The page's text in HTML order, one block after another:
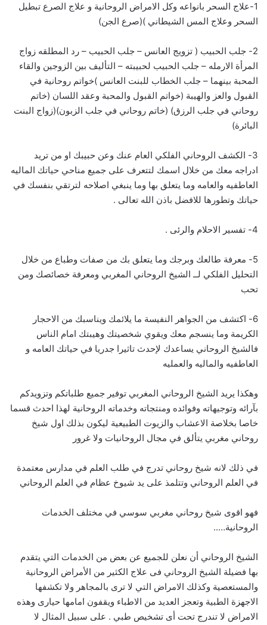
1-علاج السحر بانواعه وكل الامراض الروحانية و علاج الصرع تبطيل
السحر وعلاج المس الشيطاني )(صرع الجن)
2- جلب الحبيب ( تزويج العانس – جلب الحبيب – رد المطلقه زواج
المرأة الارمله – جلب الحبيب لحبيبته – التأليف بين الزوجين والقاء
المحبة بينهما – جلب الخطاب للبنت العانس )خواتم روحانية في
القبول والعز والهيبة (خواتم القبول والمحبة وعقد اللسان (خاتم
روحاني في جلب الرزق) (خاتم روحاني في جلب الزبون)(زواج البنت
البائرة)
3- الكشف الروحاني الفلكي العام عنك وعن حبيبك او من تريد
ادراجه معك من خلال اسمك لتتعرف على جميع مناحي حياتك الماليه
العاطفيه والعامه وما يتعلق بها وما ينبغي اصلاحه لترتقي بنفسك في
حياتك وتطورها للافضل باذن الله تعالى .
4- تفسير الاحلام والرئى .
5- معرفة طالعك وبرجك وما يتعلق بك من صفات وطباع من خلال
التحليل الفلكي لــ الشيخ الروحاني المغربي ومعرفة خصائصك ومن
تحب
6- اكتشف من الجواهر النفيسة ما يلائمك ويناسبك من الاحجار
الكريمة وما ينسجم معك ويقوي شخصيتك وهيبتك امام الناس
فالشيخ الروحاني يساعدك لإحدث تاثيرا جدريا في حياتك العامه و
العاطفيه والماليه والعمليه
وهكذا يريد الشيخ الروحاني المغربي توفير جميع طلباتكم وتزويدكم
بآرائه وتوجيهاته وفوائده ومنتجاته وخدماته الروحانية لهذا احدث قسما
خاصا بخلاصة الاعشاب والزيوت الطبيعية ليكون بذلك اول شيخ
روحاني مغربي يتألق في مجال الروحانيات ولا غرور
في ذلك لانه شيخ روحاني تدرج في طلب العلم في مدارس معتمدة
في العلم الروحاني وتتلمذ على يد شيوخ عظام في العلم الروحاني
فهو اقوى شيخ روحاني مغربي سوسي في مختلف الخدمات
الروحانية…..
الشيخ الروحاني أن نعلن للجميع عن بعض من الخدمات التي يتقدم
بها فضيلة الشيخ الروحاني فى علاج الكثير من الأمراض الروحانية
والمستعصية وكذلك الامراض التي لا ترى بالمجاهر ولا تكشفها
الاجهزة الطبية وتعجز العديد من الاطباء ويقفون امامها حيارى وهذه
الامراض لا تندرج تحت أى تشخيص طبي . على سبيل المثال لا